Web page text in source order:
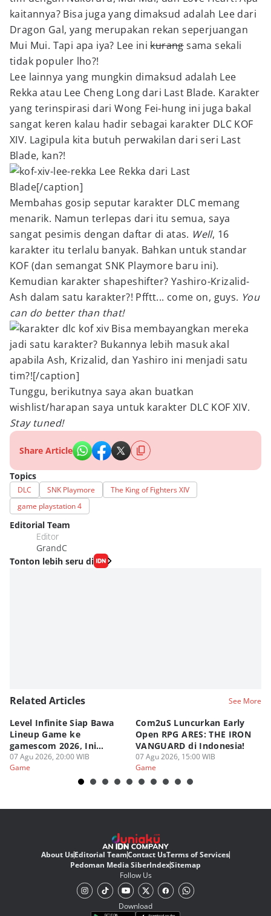
kaitannya? Bisa juga yang dimaksud adalah Lee dari
Dragon Gal, yang merupakan rekan seperjuangan
Mui Mui. Tapi apa iya? Lee inikurangsama sekali
tidak populer lho?!
Lee lainnya yang mungkin dimaksud adalah Lee
Rekka atau Lee Cheng Long dari Last Blade. Karakter
yang terinspirasi dari Wong Fei-hung ini juga bakal
sangat keren kalau hadir sebagai karakter DLC KOF
XIV. Lagipula kita butuh perwakilan dari seri Last
Blade, kan?!
Lee Rekka dari Last
Blade[/caption]
Membahas gosip seputar karakter DLC memang
menarik. Namun terlepas dari itu semua, saya
sangat pesimis dengan daftar di atas. Well, 16
karakter itu terlalu banyak. Bahkan untuk standar
KOF (dan semangat SNK Playmore baru ini).
Kemudian karakter shapeshifter? Yashiro-Krizalid-
Ash dalam satu karakter?! Pfftt... come on, guys. You
can do better than that!
Bisa membayangkan mereka
jadi satu karakter? Bukannya lebih masuk akal
apabila Ash, Krizalid, dan Yashiro ini menjadi satu
tim?![/caption]
Tunggu, berikutnya saya akan buatkan
wishlist/harapan saya untuk karakter DLC KOF XIV.
Stay tuned!
Share Article
Topics
DLC SNK Playmore
The King of Fighters XIV
game playstation 4
Editorial Team
Editor
GrandC
Tonton lebih seru di
Related Articles See More
Level Infinite Siap Bawa
Lineup Game ke
gamescom 2026, Ini
Judulnya!
07 Agu 2026, 20:00 WIB
Game
Com2uS Luncurkan Early
Open RPG ARES: THE IRON
VANGUARD di Indonesia!
07 Agu 2026, 15:00 WIB
Game
About UsEditorial TeamContact UsTerms of Services
Pedoman Media SiberIndexSitemap
Follow Us
Download